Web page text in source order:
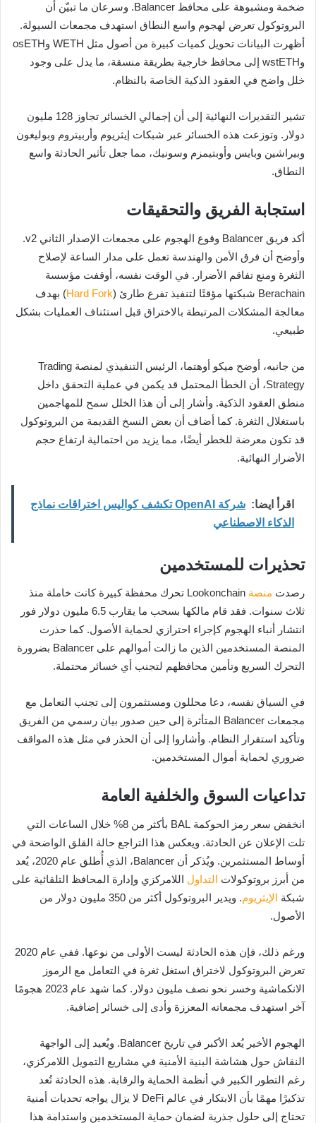
ضخمة ومشبوهة على محافظ Balancer. وسرعان ما تبيّن أن
البروتوكول تعرض لهجوم واسع النطاق استهدف مجمعات السيولة.
أظهرت البيانات تحويل كميات كبيرة من أصول مثل WETH وosETH
وwstETH إلى محافظ خارجية بطريقة منسقة، ما يدل على وجود
خلل واضح في العقود الذكية الخاصة بالنظام.
تشير التقديرات النهائية إلى أن إجمالي الخسائر تجاوز 128 مليون
دولار. وتوزعت هذه الخسائر عبر شبكات إيثريوم وأربيتروم وبوليغون
وبيراشين وبايس وأوبتيمزم وسونيك، مما جعل تأثير الحادثة واسع
النطاق.
استجابة الفريق والتحقيقات
أكد فريق Balancer وقوع الهجوم على مجمعات الإصدار الثاني v2.
وأوضح أن فرق الأمن والهندسة تعمل على مدار الساعة لإصلاح
الثغرة ومنع تفاقم الأضرار. في الوقت نفسه، أوقفت مؤسسة
Berachain شبكتها مؤقتًا لتنفيذ تفرع طارئ (
Hard Fork) بهدف
معالجة المشكلات المرتبطة بالاختراق قبل استئناف العمليات بشكل
طبيعي.
من جانبه، أوضح ميكو أوهتما، الرئيس التنفيذي لمنصة Trading
Strategy، أن الخطأ المحتمل قد يكمن في عملية التحقق داخل
منطق العقود الذكية. وأشار إلى أن هذا الخلل سمح للمهاجمين
باستغلال الثغرة. كما أضاف أن بعض النسخ القديمة من البروتوكول
قد تكون معرضة للخطر أيضًا، مما يزيد من احتمالية ارتفاع حجم
الأضرار النهائية.
اقرأ ايضا:
شركة OpenAI تكشف كواليس اختراقات نماذج
الذكاء الاصطناعي
تحذيرات للمستخدمين
رصدت منصة
Lookonchain تحرك محفظة كبيرة كانت خاملة منذ
ثلاث سنوات. فقد قام مالكها بسحب ما يقارب 6.5 مليون دولار فور
انتشار أنباء الهجوم كإجراء احترازي لحماية الأصول. كما حذرت
المنصة المستخدمين الذين ما زالت أموالهم على Balancer بضرورة
التحرك السريع وتأمين محافظهم لتجنب أي خسائر محتملة.
في السياق نفسه، دعا محللون ومستثمرون إلى تجنب التعامل مع
مجمعات Balancer المتأثرة إلى حين صدور بيان رسمي من الفريق
وتأكيد استقرار النظام. وأشاروا إلى أن الحذر في مثل هذه المواقف
ضروري لحماية أموال المستخدمين.
تداعيات السوق والخلفية العامة
انخفض سعر رمز الحوكمة BAL بأكثر من 8% خلال الساعات التي
تلت الإعلان عن الحادثة. ويعكس هذا التراجع حالة القلق الواضحة في
أوساط المستثمرين. ويُذكر أن Balancer، الذي أُطلق عام 2020، يُعد
من أبرز بروتوكولات التداول اللامركزي وإدارة المحافظ التلقائية على
شبكة الإيثريوم
. ويدير البروتوكول أكثر من 350 مليون دولار من
الأصول.
ورغم ذلك، فإن هذه الحادثة ليست الأولى من نوعها. ففي عام 2020
تعرض البروتوكول لاختراق استغل ثغرة في التعامل مع الرموز
الانكماشية وخسر نحو نصف مليون دولار. كما شهد عام 2023 هجومًا
آخر استهدف مجمعاته المعززة وأدى إلى خسائر إضافية.
الهجوم الأخير يُعد الأكبر في تاريخ Balancer. ويُعيد إلى الواجهة
النقاش حول هشاشة البنية الأمنية في مشاريع التمويل اللامركزي،
رغم التطور الكبير في أنظمة الحماية والرقابة. هذه الحادثة تُعد
تذكيرًا مهمًا بأن الابتكار في عالم DeFi لا يزال يواجه تحديات أمنية
تحتاج إلى حلول جذرية لضمان حماية المستخدمين واستدامة هذا